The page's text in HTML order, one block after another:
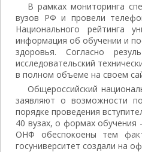
В рамках мониторинга
вузов РФ и провели
Национального рейтинга
информация об обучении и
здоровья. Согласно
исследовательский
в полном объеме на своем
Общероссийский
заявляют о возможности
порядке проведения
40 вузах, о формах обучения
ОНФ обеспокоены тем
госуниверситет создали на